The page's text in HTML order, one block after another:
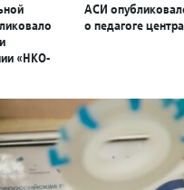
«НКО-
АСИ
о педагоге